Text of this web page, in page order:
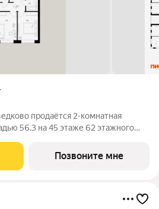
продаётся 2-комнатная
56.3 на 45 этаже 62 этажного
до станции метро
автомобиле до
Позвоните мне